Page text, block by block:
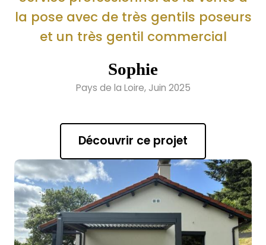
la pose avec de très gentils poseurs
et un très gentil commercial
Sophie
Pays de la Loire, Juin 2025
Découvrir ce projet